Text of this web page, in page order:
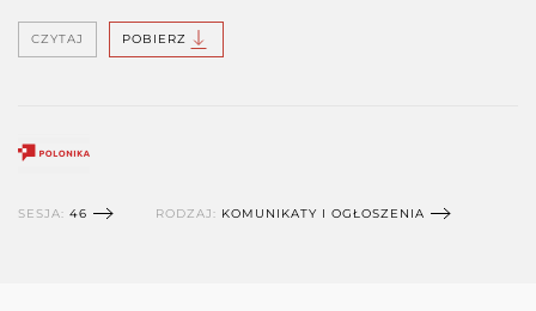
CZYTAJ POBIERZ
SESJA: 46 RODZAJ: KOMUNIKATY I OGŁOSZENIA